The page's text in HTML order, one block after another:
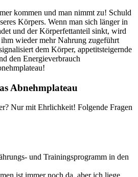
kommen und man nimmt zu! Schuld
Körpers. Wenn man sich länger in
und der Körperfettanteil sinkt, wird
wieder mehr Nahrung zugeführt
dem Körper, appetitsteigernde
den Energieverbrauch
Abnehmplateau
Nur mit Ehrlichkeit! Folgende Fragen
und Trainingsprogramm in den
ist immer noch da, aber ich liege